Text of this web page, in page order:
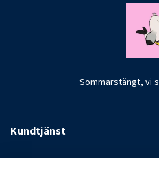
Sommarstängt, vi
Kundtjänst